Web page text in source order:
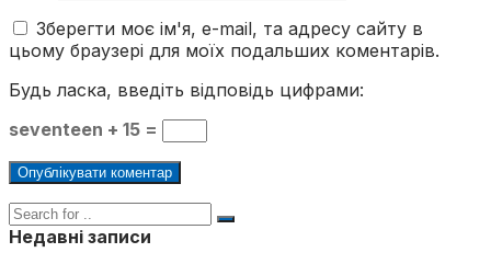
Зберегти моє ім'я, e-mail, та адресу сайту в
цьому браузері для моїх подальших коментарів.
Будь ласка, введіть відповідь цифрами:
seventeen + 15 =
Недавні записи